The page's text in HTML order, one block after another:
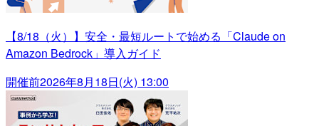
【8/18（火）】安全・最短ルートで始める「Claude on
Amazon Bedrock」導入ガイド
開催前2026年8月18日(火) 13:00